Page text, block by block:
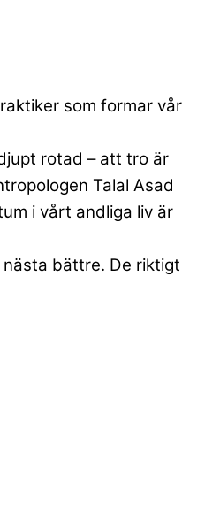
som formar vår
rotad – att tro är
Talal Asad
i vårt andliga liv är
nästa bättre. De riktigt